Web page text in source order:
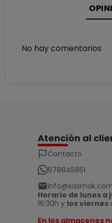
No hay comentarios
Atención al
Contacto
678845851
Horario de lunes a
16:30h y los viernes
En los almacenes